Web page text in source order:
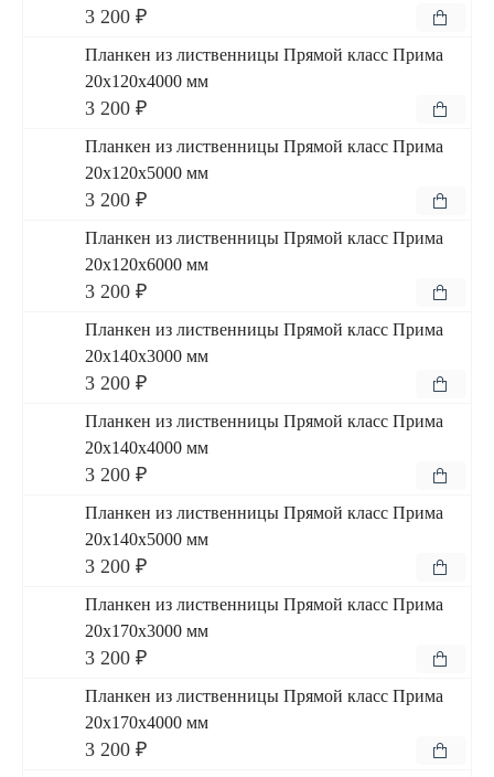
3 200 ₽
Планкен из лиственницы Прямой класс Прима
20x120x4000 мм
3 200 ₽
Планкен из лиственницы Прямой класс Прима
20x120x5000 мм
3 200 ₽
Планкен из лиственницы Прямой класс Прима
20x120x6000 мм
3 200 ₽
Планкен из лиственницы Прямой класс Прима
20x140x3000 мм
3 200 ₽
Планкен из лиственницы Прямой класс Прима
20x140x4000 мм
3 200 ₽
Планкен из лиственницы Прямой класс Прима
20x140x5000 мм
3 200 ₽
Планкен из лиственницы Прямой класс Прима
20x170x3000 мм
3 200 ₽
Планкен из лиственницы Прямой класс Прима
20x170x4000 мм
3 200 ₽